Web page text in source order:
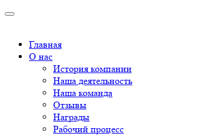
Главная
О нас
История компании
Наша деятельность
Наша команда
Отзывы
Награды
Рабочий процесс